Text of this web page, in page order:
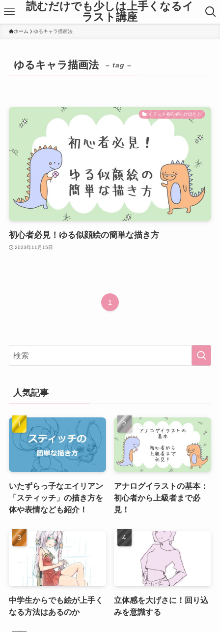
読むだけでも少しは上手くなるイ
ラスト講座
ホーム ゆるキャラ描画法
ゆるキャラ描画法 – tag –
イラスト初心者向け描き方
初心者必見！ゆる似顔絵の簡単な描き方
2023年11月15日
1
人気記事
いたずらっ子なエイリアン
「スティッチ」の描き方を
体や表情なども紹介！
アナログイラストの基本：
初心者から上級者まで必
見！
中学生からでも絵が上手く
なる方法はあるのか
立体感を大げさに！回り込
みを意識する